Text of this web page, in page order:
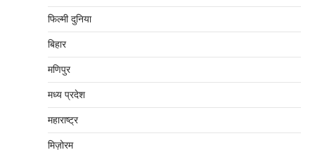
फिल्मी दुनिया
बिहार
मणिपुर
मध्‍य प्रदेश
महाराष्‍ट्र
मिज़ोरम